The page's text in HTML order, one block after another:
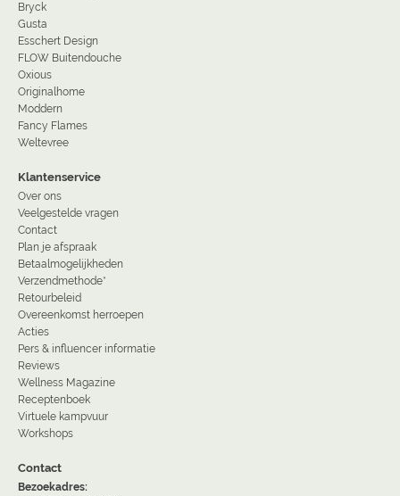
Bryck
Gusta
Esschert Design
FLOW Buitendouche
Oxious
Originalhome
Moddern
Fancy Flames
Weltevree
Klantenservice
Over ons
Veelgestelde vragen
Contact
Plan je afspraak
Betaalmogelijkheden
Verzendmethode*
Retourbeleid
Overeenkomst herroepen
Acties
Pers & influencer informatie
Reviews
Wellness Magazine
Receptenboek
Virtuele kampvuur
Workshops
Contact
Bezoekadres: